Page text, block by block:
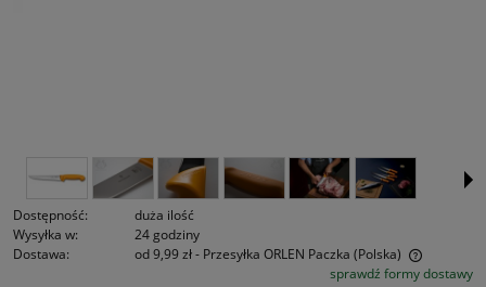
Dostępność:
duża ilość
Wysyłka w:
24 godziny
Dostawa:
od 9,99 zł- Przesyłka ORLEN Paczka (Polska)
Cena nie zawiera ewentualnych kosztów płatnościsprawdź formy dostawy